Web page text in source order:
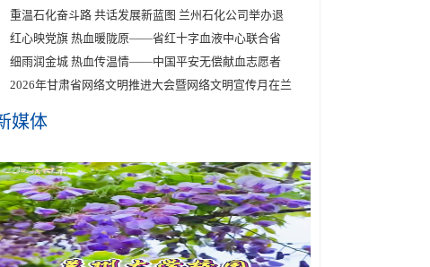
重温石化奋斗路 共话发展新蓝图 兰州石化公司举办退
红心映党旗 热血暖陇原——省红十字血液中心联合省
细雨润金城 热血传温情——中国平安无偿献血志愿者
2026年甘肃省网络文明推进大会暨网络文明宣传月在兰
媒体